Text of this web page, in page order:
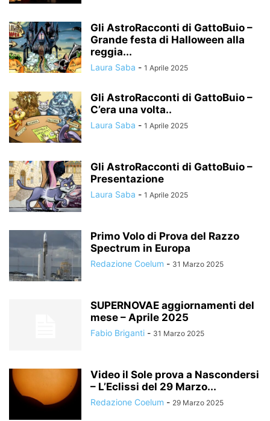
Gli AstroRacconti di GattoBuio –
Grande festa di Halloween alla
reggia...
Laura Saba - 1 Aprile 2025
Gli AstroRacconti di GattoBuio –
C’era una volta..
Laura Saba - 1 Aprile 2025
Gli AstroRacconti di GattoBuio –
Presentazione
Laura Saba - 1 Aprile 2025
Primo Volo di Prova del Razzo
Spectrum in Europa
Redazione Coelum - 31 Marzo 2025
SUPERNOVAE aggiornamenti del
mese – Aprile 2025
Fabio Briganti - 31 Marzo 2025
Video il Sole prova a Nascondersi
– L’Eclissi del 29 Marzo...
Redazione Coelum - 29 Marzo 2025